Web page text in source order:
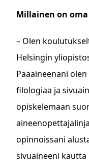
Millainen on
– Olen
Helsingin
Pääaineenani
filologiaa ja
opiskelemaan
opinnoissani
sivuaineeni